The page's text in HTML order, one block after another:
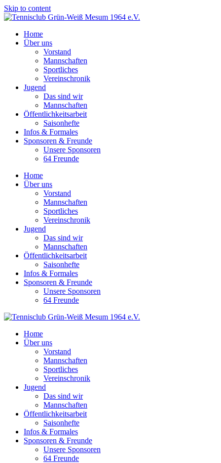
Skip to content
Home
Über uns
Vorstand
Mannschaften
Sportliches
Vereinschronik
Jugend
Das sind wir
Mannschaften
Öffentlichkeitsarbeit
Saisonhefte
Infos & Formales
Sponsoren & Freunde
Unsere Sponsoren
64 Freunde
Home
Über uns
Vorstand
Mannschaften
Sportliches
Vereinschronik
Jugend
Das sind wir
Mannschaften
Öffentlichkeitsarbeit
Saisonhefte
Infos & Formales
Sponsoren & Freunde
Unsere Sponsoren
64 Freunde
Home
Über uns
Vorstand
Mannschaften
Sportliches
Vereinschronik
Jugend
Das sind wir
Mannschaften
Öffentlichkeitsarbeit
Saisonhefte
Infos & Formales
Sponsoren & Freunde
Unsere Sponsoren
64 Freunde